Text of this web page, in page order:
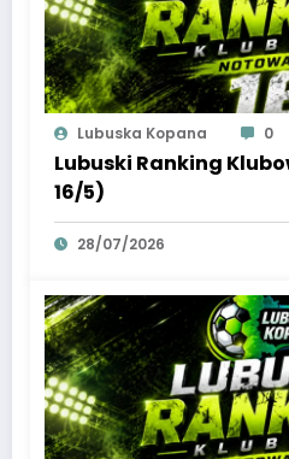
Lubuska Kopana 0
Lubuski Ranking
16/5)
28/07/2026